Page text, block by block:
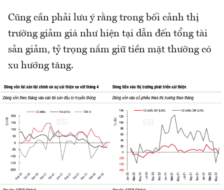
Cũng cần phải lưu ý rằng trong bối cảnh thị
trường giảm giá như hiện tại dẫn đến tổng tài
sản giảm, tỷ trọng nắm giữ tiền mặt thường có
xu hướng tăng.